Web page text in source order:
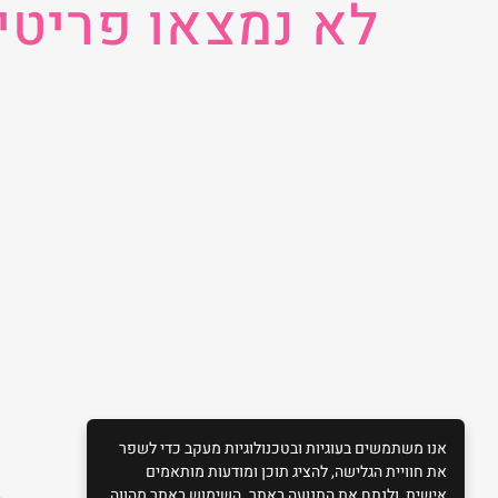
לא נמצאו
אנו משתמשים בעוגיות ובטכנולוגיות מעקב כדי לשפר
את חוויית הגלישה, להציג תוכן ומודעות מותאמים